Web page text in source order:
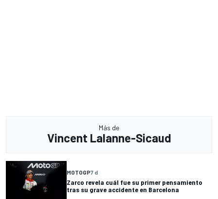
Más de
Vincent Lalanne-Sicaud
MOTOGP7 d
Zarco revela cuál fue su primer pensamiento
tras su grave accidente en Barcelona